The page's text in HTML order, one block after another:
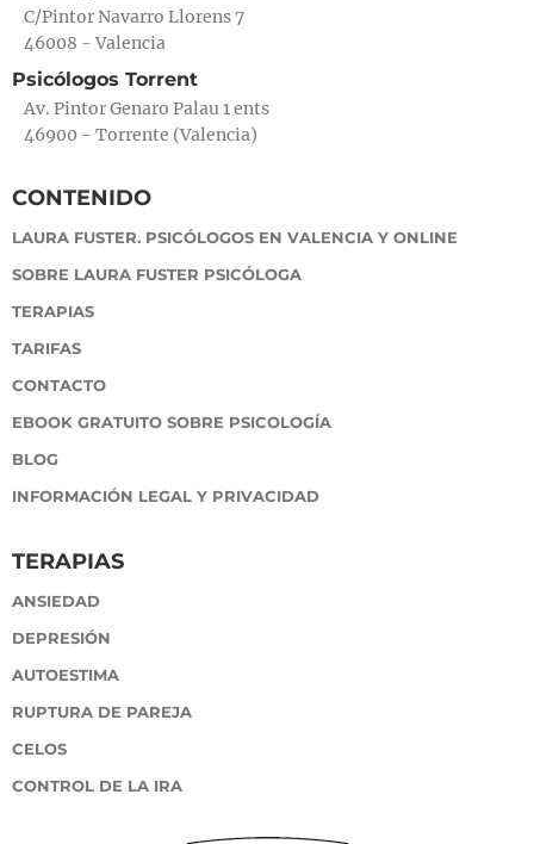
C/Pintor Navarro Llorens 7
46008 - Valencia
Psicólogos Torrent
Av. Pintor Genaro Palau 1 ents
46900 - Torrente (Valencia)
CONTENIDO
LAURA FUSTER. PSICÓLOGOS EN VALENCIA Y ONLINE
SOBRE LAURA FUSTER PSICÓLOGA
TERAPIAS
TARIFAS
CONTACTO
EBOOK GRATUITO SOBRE PSICOLOGÍA
BLOG
INFORMACIÓN LEGAL Y PRIVACIDAD
TERAPIAS
ANSIEDAD
DEPRESIÓN
AUTOESTIMA
RUPTURA DE PAREJA
CELOS
CONTROL DE LA IRA